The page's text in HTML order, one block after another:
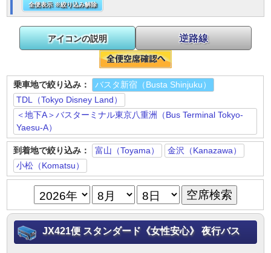
全便表示 ※絞り込み解除
乗車地で絞り込み：
バスタ新宿（Busta Shinjuku）
TDL（Tokyo Disney Land）
＜地下A＞バスターミナル東京八重洲（Bus Terminal Tokyo-
Yaesu-A）
到着地で絞り込み： 富山（Toyama）
金沢（Kanazawa）
小松（Komatsu）
アイコンの説明 逆路線
JX421便 スタンダード《女性安心》 夜行バス